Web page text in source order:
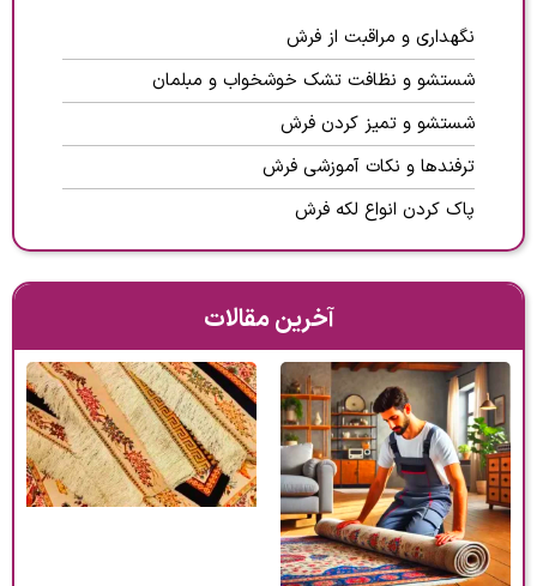
نگهداری و مراقبت از فرش
شستشو و نظافت تشک خوشخواب و مبلمان
شستشو و تمیز کردن فرش
ترفندها و نکات آموزشی فرش
پاک کردن انواع لکه فرش
آخرین مقالات